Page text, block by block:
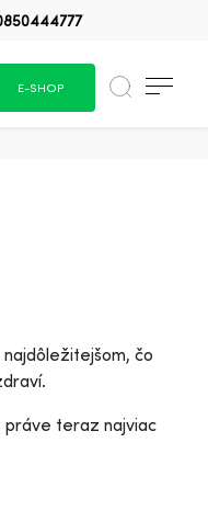
E-SHOP
čo
práve teraz najviac